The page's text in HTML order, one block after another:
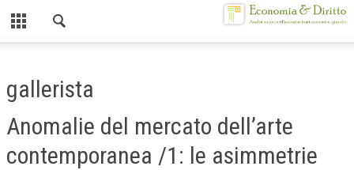
CHI SIAMO
MISSION
CONTATTI
gallerista
Anomalie del mercato dell’arte
contemporanea /1: le asimmetrie